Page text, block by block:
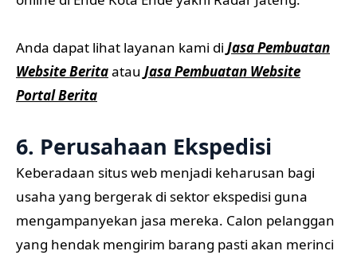
Anda dapat lihat layanan kami di Jasa Pembuatan
Website Beritaatau Jasa Pembuatan Website
Portal Berita
6. Perusahaan Ekspedisi
Keberadaan situs web menjadi keharusan bagi
usaha yang bergerak di sektor ekspedisi guna
mengampanyekan jasa mereka. Calon pelanggan
yang hendak mengirim barang pasti akan merinci